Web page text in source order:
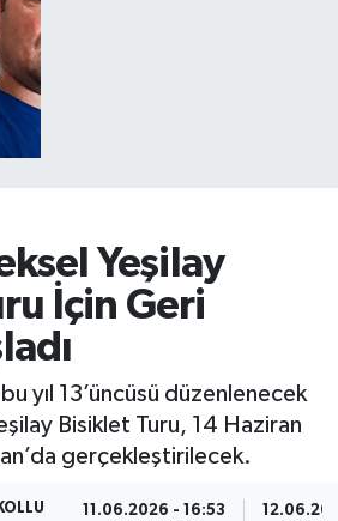
Yeşilay
İçin Geri
yıl 13’üncüsü düzenlenecek
Bisiklet Turu, 14 Haziran
gerçekleştirilecek.
11.06.2026 - 16:53